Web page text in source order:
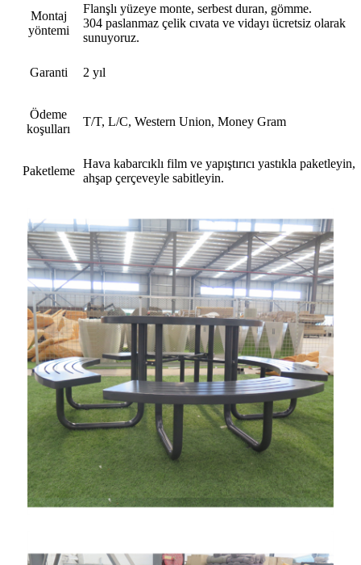
Montaj
yöntemi
Flanşlı yüzeye monte, serbest duran, gömme.
304 paslanmaz çelik cıvata ve vidayı ücretsiz olarak
sunuyoruz.
Garanti 2 yıl
Ödeme
koşulları
T/T, L/C, Western Union, Money Gram
Paketleme
Hava kabarcıklı film ve yapıştırıcı yastıkla paketleyin,
ahşap çerçeveyle sabitleyin.